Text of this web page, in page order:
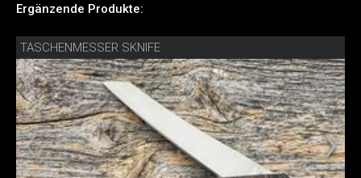
Ergänzende Produkte:
TASCHENMESSER SKNIFE